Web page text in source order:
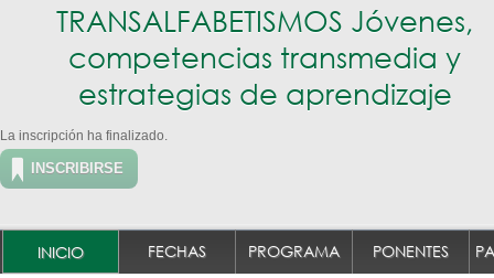
TRANSALFABETISMOS Jóvenes,
competencias transmedia y
estrategias de aprendizaje
La inscripción ha finalizado.
INSCRIBIRSE
INICIO FECHAS PROGRAMA PONENTES